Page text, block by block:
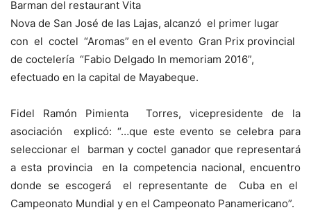
Barman del restaurant Vita
Nova de San José de las Lajas, alcanzó el primer lugar
con el coctel “Aromas” en el evento Gran Prix provincial
de coctelería “Fabio Delgado In memoriam 2016”,
efectuado en la capital de Mayabeque.
Fidel Ramón Pimienta Torres, vicepresidente de la
asociación explicó: “…que este evento se celebra para
seleccionar el barman y coctel ganador que representará
a esta provincia en la competencia nacional, encuentro
donde se escogerá el representante de Cuba en el
Campeonato Mundial y en el Campeonato Panamericano”.